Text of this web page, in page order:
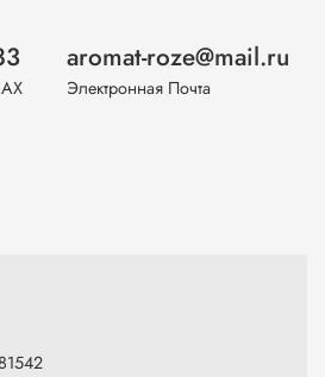
aromat-roze@mail.ru
Электронная Почта